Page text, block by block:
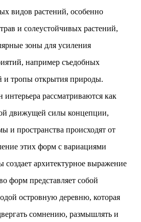
видов растений, особенно
и солеустойчивых растений,
зоны для усиления
например съедобных
и тропы открытия природы.
интерьера рассматриваются как
движущей силы концепции,
и пространства происходят от
этих форм с вариациями
архитектурное выражение
форм представляет собой
островную деревню, которая
сомнению, размышлять и